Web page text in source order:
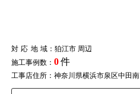
対応地域：狛江市 周辺
施工事例数： 0件
工事店住所：神奈川県横浜市泉区中田南